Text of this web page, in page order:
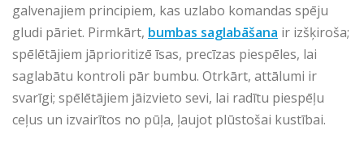
galvenajiem principiem, kas uzlabo komandas spēju
gludi pāriet. Pirmkārt, bumbas saglabāšana ir izšķiroša;
spēlētājiem jāprioritizē īsas, precīzas piespēles, lai
saglabātu kontroli pār bumbu. Otrkārt, attālumi ir
svarīgi; spēlētājiem jāizvieto sevi, lai radītu piespēļu
ceļus un izvairītos no pūļa, ļaujot plūstošai kustībai.